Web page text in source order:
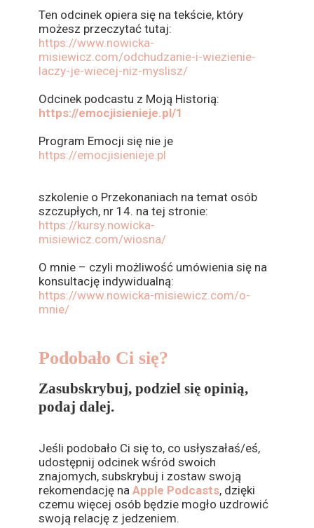
Ten odcinek opiera się na tekście, który
możesz przeczytać tutaj:
https://www.nowicka-
misiewicz.com/odchudzanie-i-wiezienie-
laczy-je-wiecej-niz-myslisz/
Odcinek podcastu z Moją Historią:
https://emocjisienieje.pl/1
Program Emocji się nie je
https://emocjisienieje.pl
szkolenie o Przekonaniach na temat osób
szczupłych, nr 14. na tej stronie:
https://kursy.nowicka-
misiewicz.com/wiosna/
O mnie – czyli możliwość umówienia się na
konsultację indywidualną:
https://www.nowicka-misiewicz.com/o-
mnie/
Podobało Ci się?
Zasubskrybuj, podziel się opinią,
podaj dalej.
Jeśli podobało Ci się to, co usłyszałaś/eś,
udostępnij odcinek wśród swoich
znajomych, subskrybuj i zostaw swoją
rekomendację na Apple Podcasts, dzięki
czemu więcej osób będzie mogło uzdrowić
swoją relację z jedzeniem.